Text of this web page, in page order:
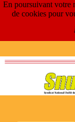
En poursuivant votre
de cookies pour